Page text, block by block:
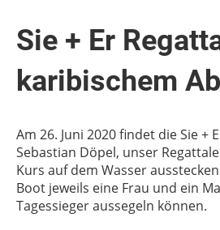
Sie + Er
karibischem
Am 26. Juni 2020 findet die Sie +
Sebastian Döpel, unser
Kurs auf dem Wasser
Boot jeweils eine Frau und ein
Tagessieger aussegeln können.